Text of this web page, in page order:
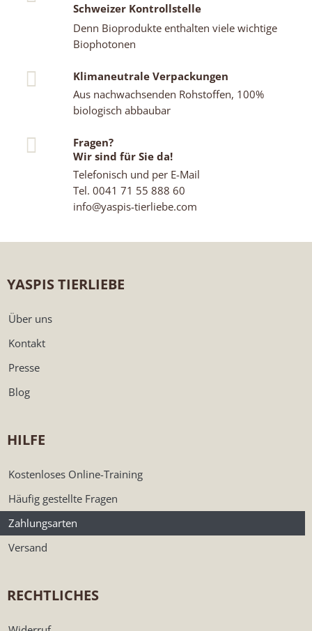
Schweizer Kontrollstelle
Denn Bioprodukte enthalten viele wichtige
Biophotonen
Klimaneutrale Verpackungen
Aus nachwachsenden Rohstoffen, 100%
biologisch abbaubar
Fragen?
Wir sind für Sie da!
Telefonisch und per E-Mail
Tel. 0041 71 55 888 60
info@yaspis-tierliebe.com
YASPIS TIERLIEBE
Über uns
Kontakt
Presse
Blog
HILFE
Kostenloses Online-Training
Häufig gestellte Fragen
Zahlungsarten
Versand
RECHTLICHES